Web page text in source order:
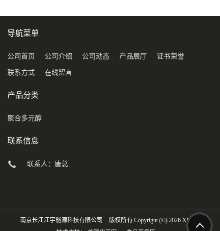
导航菜单
公司首页 公司介绍 公司动态 产品展厅 证书荣誉
联系方式 在线留言
产品分类
聚合多元醇
联系信息
联系人：唐总
南京长江江宇能源科技有限公司 版权所有 Copyright (©) 2026 XML